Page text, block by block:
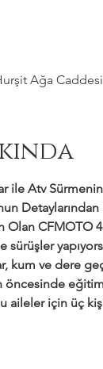
Ağa
ile Atv
Olan
sürüşler
kum ve dere
aileler için üç